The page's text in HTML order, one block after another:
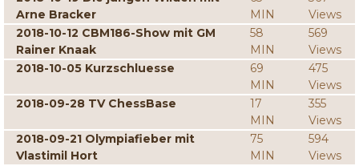
Arne Bracker
MIN
Views
2018-10-12 CBM186-Show mit GM
Rainer Knaak
58
MIN
569
Views
2018-10-05 Kurzschluesse
69
MIN
475
Views
2018-09-28 TV ChessBase
17
MIN
355
Views
2018-09-21 Olympiafieber mit
Vlastimil Hort
75
MIN
594
Views